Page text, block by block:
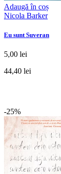
Adaugă în coș
Nicola Barker
Eu sunt Suveran
5,00 lei
44,40 lei
-25%